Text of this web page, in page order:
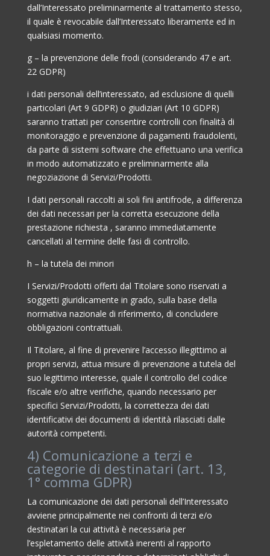
dall’Interessato preliminarmente al trattamento stesso,
il quale è revocabile dall’Interessato liberamente ed in
qualsiasi momento.
g – la prevenzione delle frodi (considerando 47 e art.
22 GDPR)
i dati personali dell’interessato, ad esclusione di quelli
particolari (Art 9 GDPR) o giudiziari (Art 10 GDPR)
saranno trattati per consentire controlli con finalità di
monitoraggio e prevenzione di pagamenti fraudolenti,
da parte di sistemi software che effettuano una verifica
in modo automatizzato e preliminarmente alla
negoziazione di Servizi/Prodotti.
I dati personali raccolti ai soli fini antifrode, a differenza
dei dati necessari per la corretta esecuzione della
prestazione richiesta , saranno immediatamente
cancellati al termine delle fasi di controllo.
h – la tutela dei minori
I Servizi/Prodotti offerti dal Titolare sono riservati a
soggetti giuridicamente in grado, sulla base della
normativa nazionale di riferimento, di concludere
obbligazioni contrattuali.
Il Titolare, al fine di prevenire l’accesso illegittimo ai
propri servizi, attua misure di prevenzione a tutela del
suo legittimo interesse, quale il controllo del codice
fiscale e/o altre verifiche, quando necessario per
specifici Servizi/Prodotti, la correttezza dei dati
identificativi dei documenti di identità rilasciati dalle
autorità competenti.
4) Comunicazione a terzi e
categorie di destinatari (art. 13,
1° comma GDPR)
La comunicazione dei dati personali dell’Interessato
avviene principalmente nei confronti di terzi e/o
destinatari la cui attività è necessaria per
l’espletamento delle attività inerenti al rapporto